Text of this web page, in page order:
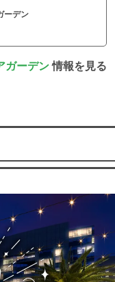
ーデン
ガーデン情報を見る